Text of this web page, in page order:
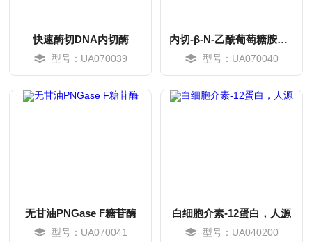
快速酶切DNA内切酶
型号：UA070039
内切-β-N-乙酰葡萄糖胺酶 H (Endo H)
型号：UA070040
无甘油PNGase F糖苷酶
型号：UA070041
白细胞介素-12蛋白，人源
型号：UA040200